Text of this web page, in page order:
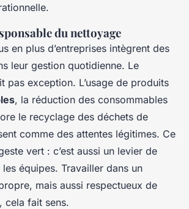
du nettoyage
en plus d’entreprises intègrent des
leur gestion quotidienne. Le
pas exception. L’usage de produits
, la réduction des consommables
le recyclage des déchets de
comme des attentes légitimes. Ce
vert : c’est aussi un levier de
équipes. Travailler dans un
mais aussi respectueux de
cela fait sens.